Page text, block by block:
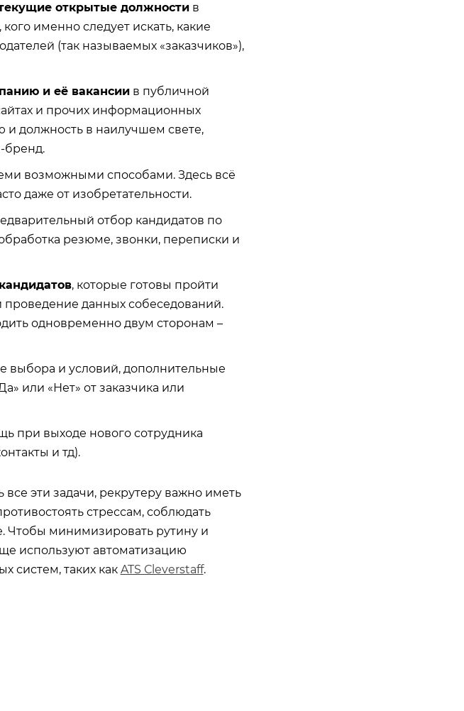
открытые должностив
именно следует искать, какие
(так называемых «заказчиков»),
и её вакансиив публичной
и прочих информационных
и должность в наилучшем свете,
бренд.
возможными способами. Здесь всё
даже от изобретательности.
отбор кандидатов по
резюме, звонки, переписки и
, которые готовы пройти
проведение данных собеседований.
одновременно двум сторонам –
выбора и условий, дополнительные
или «Нет» от заказчика или
при выходе нового сотрудника
и тд).
эти задачи, рекрутеру важно иметь
стрессам, соблюдать
Чтобы минимизировать рутину и
используют автоматизацию
систем, таких как ATS Сleverstaff.